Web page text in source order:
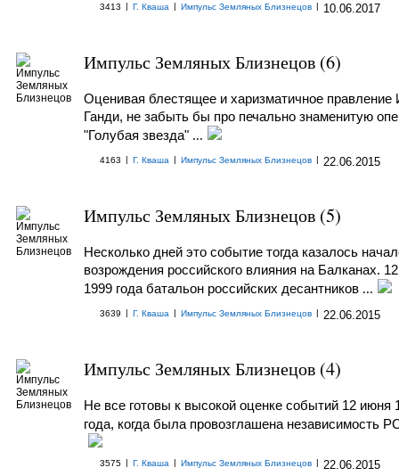
3413 | Г. Кваша | Импульс Земляных Близнецов | 10.06.2017
Импульс Земляных Близнецов (6)
Оценивая блестящее и харизматичное
Ганди, не забыть бы про печально знаменитую
"Голубая звезда" ...
4163 | Г. Кваша | Импульс Земляных Близнецов | 22.06.2015
Импульс Земляных Близнецов (5)
Несколько дней это событие тогда казалось
возрождения российского влияния на Балканах.
1999 года батальон российских десантников ...
3639 | Г. Кваша | Импульс Земляных Близнецов | 22.06.2015
Импульс Земляных Близнецов (4)
Не все готовы к высокой оценке событий 12 июня
года, когда была провозглашена независимость
3575 | Г. Кваша | Импульс Земляных Близнецов | 22.06.2015